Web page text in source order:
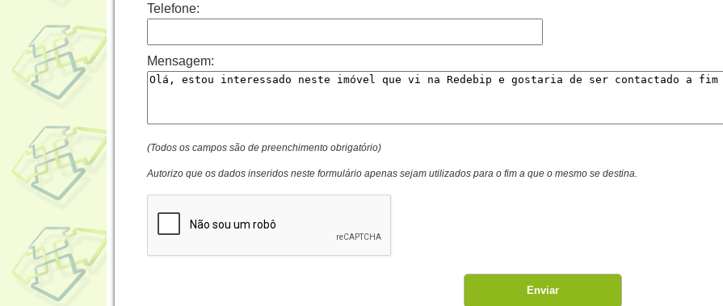
Telefone:
Mensagem:
(Todos os campos são de preenchimento obrigatório)
Autorizo que os dados inseridos neste formulário apenas sejam utilizados para o fim a que o mesmo se destina.